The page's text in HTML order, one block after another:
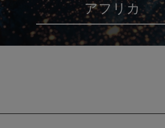
アフリカ